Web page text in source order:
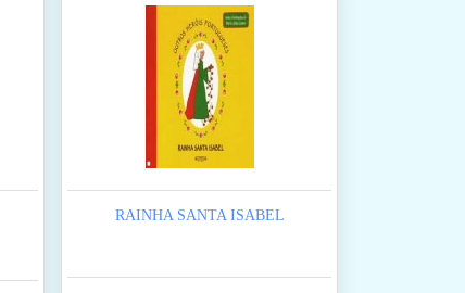
RAINHA SANTA ISABEL